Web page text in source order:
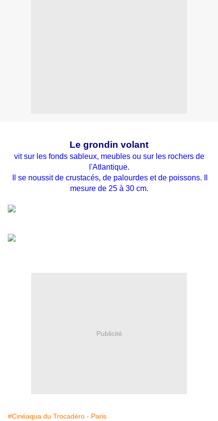
Le grondin volant
vit sur les fonds sableux, meubles ou sur les rochers de
l'Atlantique.
Il se noussit de crustacés, de palourdes et de poissons. Il
mesure de 25 à 30 cm.
Publicité
#Cinéaqua du Trocadéro - Paris